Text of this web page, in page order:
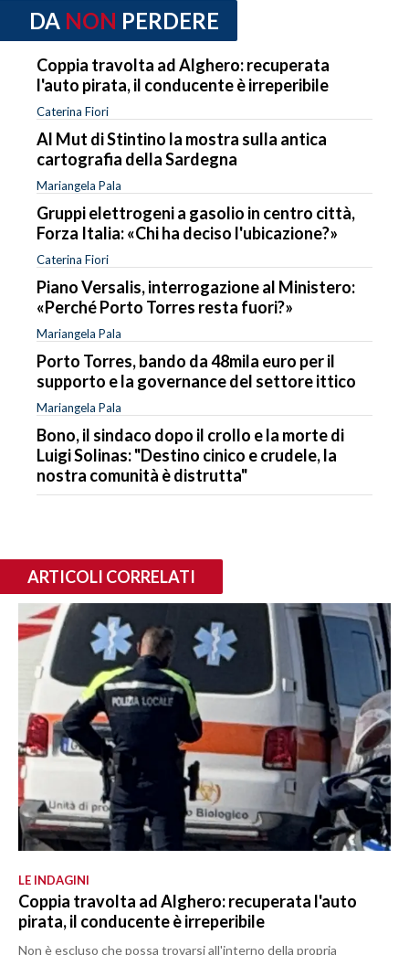
DA NON PERDERE
Coppia travolta ad Alghero: recuperata
l'auto pirata, il conducente è irreperibile
Caterina Fiori
Al Mut di Stintino la mostra sulla antica
cartografia della Sardegna
Mariangela Pala
Gruppi elettrogeni a gasolio in centro città,
Forza Italia: «Chi ha deciso l'ubicazione?»
Caterina Fiori
Piano Versalis, interrogazione al Ministero:
«Perché Porto Torres resta fuori?»
Mariangela Pala
Porto Torres, bando da 48mila euro per il
supporto e la governance del settore ittico
Mariangela Pala
Bono, il sindaco dopo il crollo e la morte di
Luigi Solinas: "Destino cinico e crudele, la
nostra comunità è distrutta"
ARTICOLI CORRELATI
LE INDAGINI
Coppia travolta ad Alghero: recuperata l'auto
pirata, il conducente è irreperibile
Non è escluso che possa trovarsi all'interno della propria